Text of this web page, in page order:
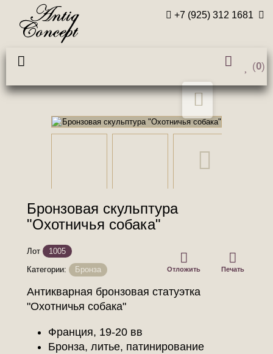
+7 (925) 312 1681
(0)
Бронзовая скульптура
"Охотничья собака"
Печать
Отложить
Лот
1005
Категории:
Бронза
Антикварная бронзовая статуэтка
"Охотничья собака"
Франция, 19-20 вв
Бронза, литье, патинирование